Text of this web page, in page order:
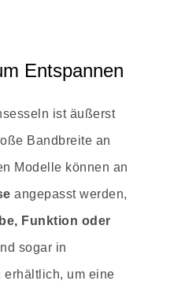
Entspannen
ist äußerst
Bandbreite an
Modelle können an
angepasst werden,
Funktion oder
sogar in
erhältlich, um eine